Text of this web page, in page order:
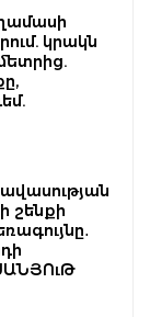
կրակն
շենքի